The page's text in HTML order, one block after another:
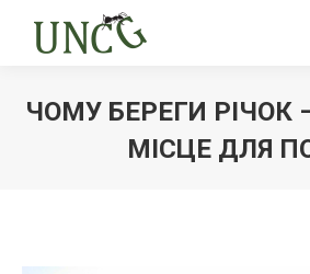
ЧОМУ БЕРЕГИ РІЧОК
МІСЦЕ ДЛЯ